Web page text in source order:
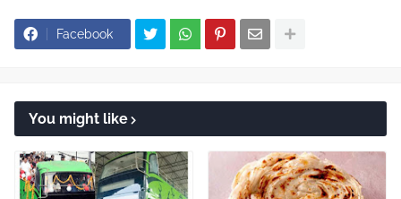
Facebook
You might like